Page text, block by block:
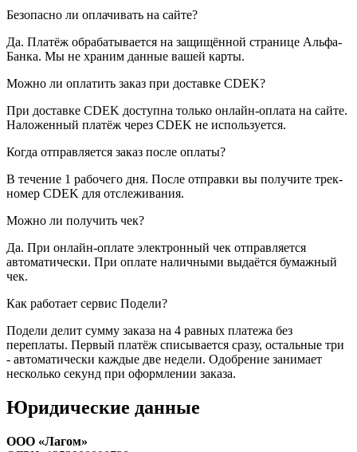
Безопасно ли оплачивать на сайте?
Да. Платёж обрабатывается на защищённой странице Альфа-
Банка. Мы не храним данные вашей карты.
Можно ли оплатить заказ при доставке CDEK?
При доставке CDEK доступна только онлайн-оплата на сайте.
Наложенный платёж через CDEK не используется.
Когда отправляется заказ после оплаты?
В течение 1 рабочего дня. После отправки вы получите трек-
номер CDEK для отслеживания.
Можно ли получить чек?
Да. При онлайн-оплате электронный чек отправляется
автоматически. При оплате наличными выдаётся бумажный
чек.
Как работает сервис Подели?
Подели делит сумму заказа на 4 равных платежа без
переплаты. Первый платёж списывается сразу, остальные три
- автоматически каждые две недели. Одобрение занимает
несколько секунд при оформлении заказа.
Юридические данные
ООО «Лагом»